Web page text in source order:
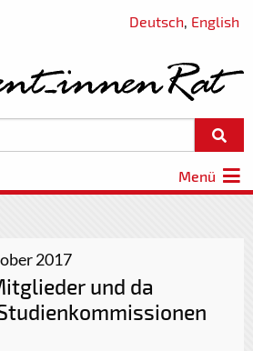
Deutsch, English
Menü
2017
und da